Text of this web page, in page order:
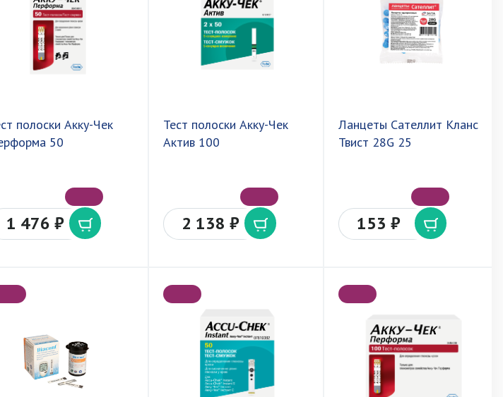
полоски Акку-Чек
50
1 476 ₽
Тест полоски Акку-Чек
Актив 100
2 138 ₽
Ланцеты Сателлит Кланс
Твист 28G 25
153 ₽